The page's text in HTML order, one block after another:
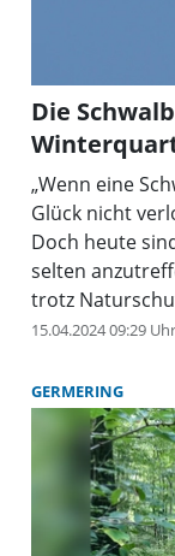
Die
„Wenn eine
Glück nicht
Doch heute
selten
trotz
viel zu wenig
geprägte
leben
denn durch
Angebot an
kann man
15.04.2024 09:29 Uhr
GERMERING